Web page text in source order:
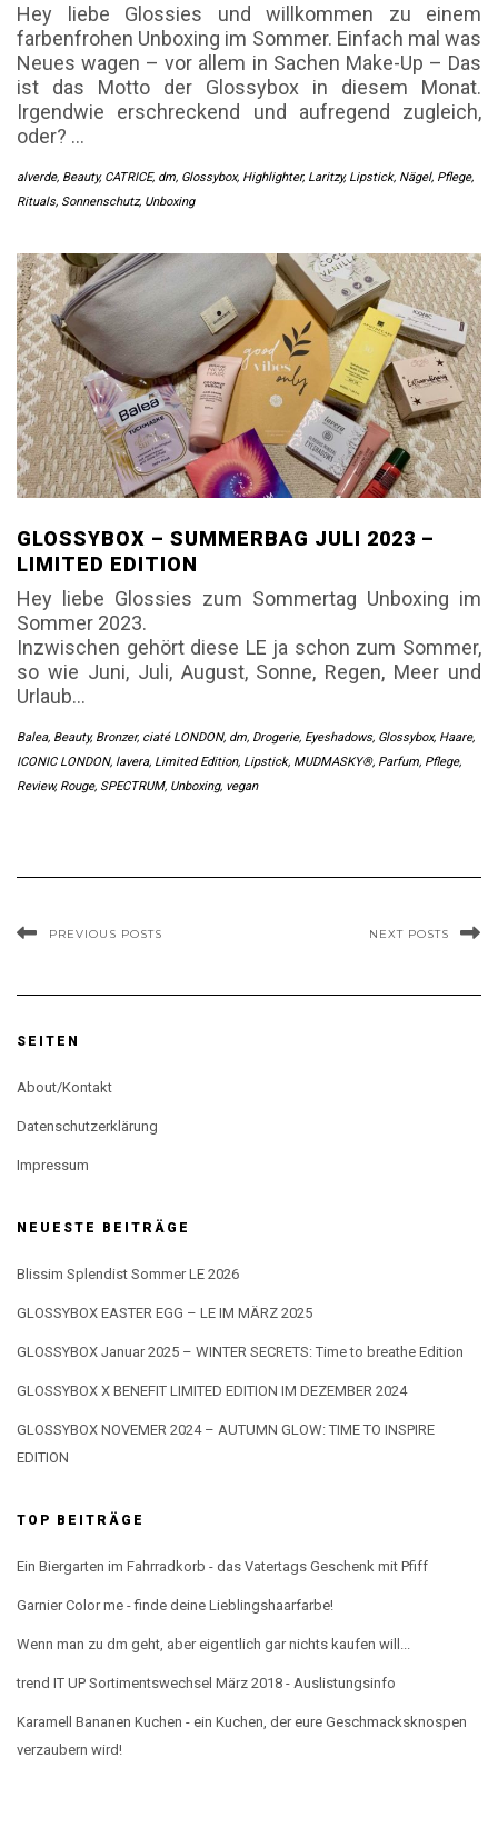
Hey liebe Glossies und willkommen zu einem
farbenfrohen Unboxing im Sommer. Einfach mal was
Neues wagen – vor allem in Sachen Make-Up – Das
ist das Motto der Glossybox in diesem Monat.
Irgendwie erschreckend und aufregend zugleich,
oder? …
alverde, Beauty, CATRICE, dm, Glossybox, Highlighter, Laritzy, Lipstick, Nägel, Pflege,
Rituals, Sonnenschutz, Unboxing
GLOSSYBOX – SUMMERBAG JULI 2023 –
LIMITED EDITION
Hey liebe Glossies zum Sommertag Unboxing im
Sommer 2023.
Inzwischen gehört diese LE ja schon zum Sommer,
so wie Juni, Juli, August, Sonne, Regen, Meer und
Urlaub…
Balea, Beauty, Bronzer, ciaté LONDON, dm, Drogerie, Eyeshadows, Glossybox, Haare,
ICONIC LONDON, lavera, Limited Edition, Lipstick, MUDMASKY®, Parfum, Pflege,
Review, Rouge, SPECTRUM, Unboxing, vegan
PREVIOUS POSTS NEXT POSTS
SEITEN
About/Kontakt
Datenschutzerklärung
Impressum
NEUESTE BEITRÄGE
Blissim Splendist Sommer LE 2026
GLOSSYBOX EASTER EGG – LE IM MÄRZ 2025
GLOSSYBOX Januar 2025 – WINTER SECRETS: Time to breathe Edition
GLOSSYBOX X BENEFIT LIMITED EDITION IM DEZEMBER 2024
GLOSSYBOX NOVEMER 2024 – AUTUMN GLOW: TIME TO INSPIRE
EDITION
TOP BEITRÄGE
Ein Biergarten im Fahrradkorb - das Vatertags Geschenk mit Pfiff
Garnier Color me - finde deine Lieblingshaarfarbe!
Wenn man zu dm geht, aber eigentlich gar nichts kaufen will...
trend IT UP Sortimentswechsel März 2018 - Auslistungsinfo
Karamell Bananen Kuchen - ein Kuchen, der eure Geschmacksknospen
verzaubern wird!